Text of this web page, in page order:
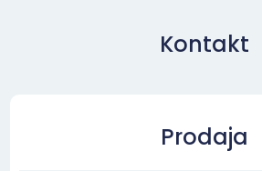
Kontakt
Prodaja